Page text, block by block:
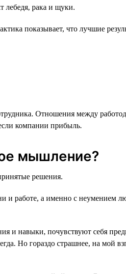
лебедя, рака и щуки.
показывает, что лучшие
Отношения между
компании прибыль.
мышление?
решения.
работе, а именно с неумением
и навыки, почувствуют себя
Но гораздо страшнее, на мой